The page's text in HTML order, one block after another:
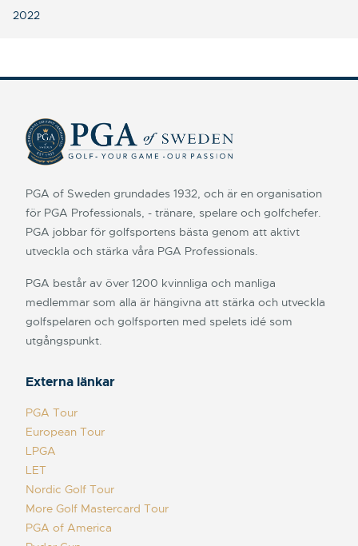
2022
PGA of Sweden grundades 1932, och är en organisation
för PGA Professionals, - tränare, spelare och golfchefer.
PGA jobbar för golfsportens bästa genom att aktivt
utveckla och stärka våra PGA Professionals.
PGA består av över 1200 kvinnliga och manliga
medlemmar som alla är hängivna att stärka och utveckla
golfspelaren och golfsporten med spelets idé som
utgångspunkt.
Externa länkar
PGA Tour
European Tour
LPGA
LET
Nordic Golf Tour
More Golf Mastercard Tour
PGA of America